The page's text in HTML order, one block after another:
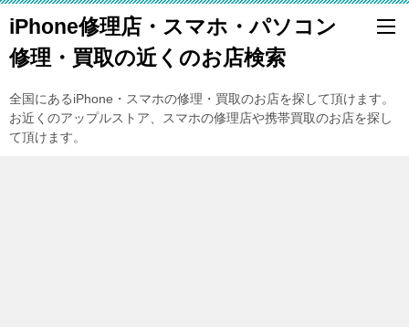
iPhone修理店・スマホ・パソコン
修理・買取の近くのお店検索
全国にあるiPhone・スマホの修理・買取のお店を探して頂けます。
お近くのアップルストア、スマホの修理店や携帯買取のお店を探し
て頂けます。